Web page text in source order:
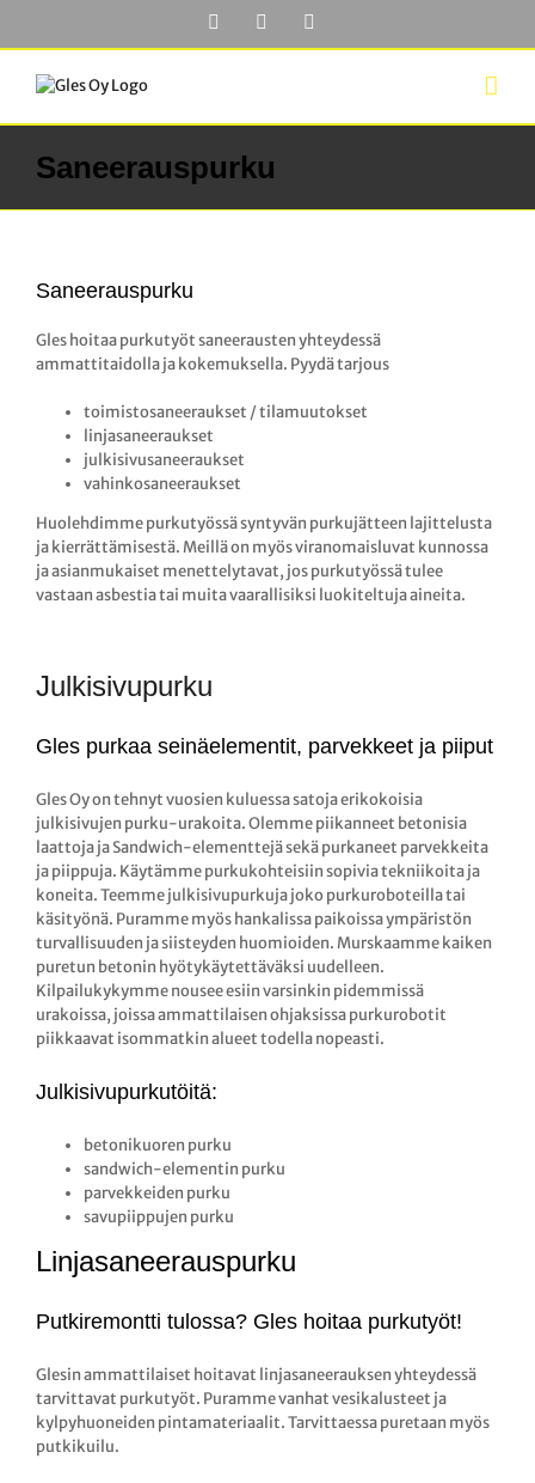
FacebookYouTube
Saneerauspurku
Saneerauspurku
Gles hoitaa purkutyöt saneerausten yhteydessä
ammattitaidolla ja kokemuksella. Pyydä tarjous
toimistosaneeraukset / tilamuutokset
linjasaneeraukset
julkisivusaneeraukset
vahinkosaneeraukset
Huolehdimme purkutyössä syntyvän purkujätteen lajittelusta
ja kierrättämisestä. Meillä on myös viranomaisluvat kunnossa
ja asianmukaiset menettelytavat, jos purkutyössä tulee
vastaan asbestia tai muita vaarallisiksi luokiteltuja aineita.
Julkisivupurku
Gles purkaa seinäelementit, parvekkeet ja piiput
Gles Oy on tehnyt vuosien kuluessa satoja erikokoisia
julkisivujen purku-urakoita. Olemme piikanneet betonisia
laattoja ja Sandwich-elementtejä sekä purkaneet parvekkeita
ja piippuja. Käytämme purkukohteisiin sopivia tekniikoita ja
koneita. Teemme julkisivupurkuja joko purkuroboteilla tai
käsityönä. Puramme myös hankalissa paikoissa ympäristön
turvallisuuden ja siisteyden huomioiden. Murskaamme kaiken
puretun betonin hyötykäytettäväksi uudelleen.
Kilpailukykymme nousee esiin varsinkin pidemmissä
urakoissa, joissa ammattilaisen ohjaksissa purkurobotit
piikkaavat isommatkin alueet todella nopeasti.
Julkisivupurkutöitä:
betonikuoren purku
sandwich-elementin purku
parvekkeiden purku
savupiippujen purku
Linjasaneerauspurku
Putkiremontti tulossa? Gles hoitaa purkutyöt!
Glesin ammattilaiset hoitavat linjasaneerauksen yhteydessä
tarvittavat purkutyöt. Puramme vanhat vesikalusteet ja
kylpyhuoneiden pintamateriaalit. Tarvittaessa puretaan myös
putkikuilu.